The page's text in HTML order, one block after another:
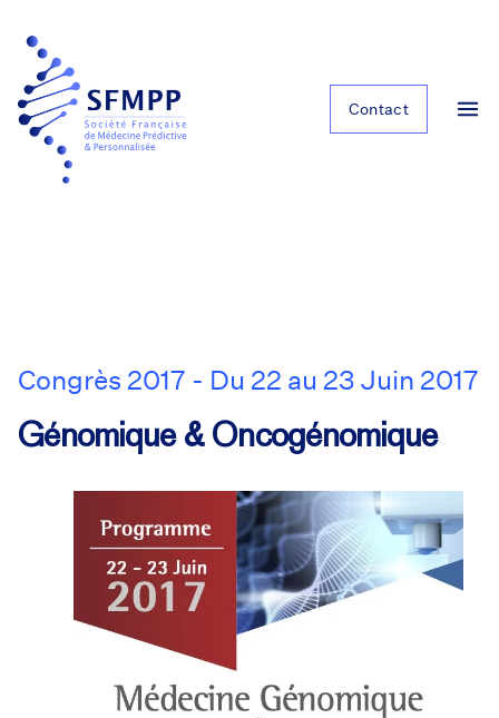
Contact
Congrès 2017 - Du 22 au 23 Juin 2017
Génomique & Oncogénomique